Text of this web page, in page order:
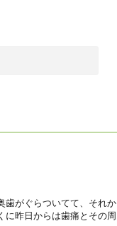
歯がぐらついてて、それか
に昨日からは歯痛とその周